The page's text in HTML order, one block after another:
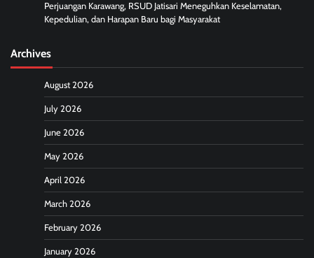
Perjuangan Karawang, RSUD Jatisari Meneguhkan Keselamatan,
Kepedulian, dan Harapan Baru bagi Masyarakat
Archives
August 2026
July 2026
June 2026
May 2026
April 2026
March 2026
February 2026
January 2026